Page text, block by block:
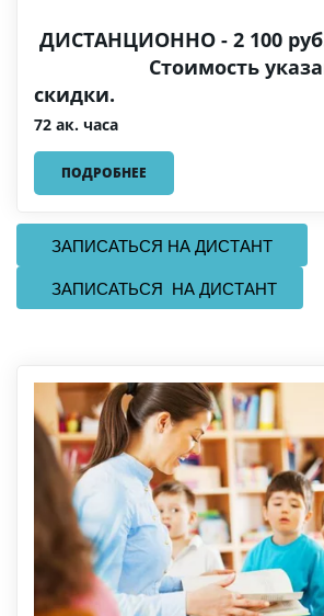
ДИСТАНЦИОННО - 2
Стоимость указана
скидки.
72 ак. часа
ПОДРОБНЕЕ
   ЗАПИСАТЬСЯ НА ДИСТАНТ
   ЗАПИСАТЬСЯ  НА ДИСТАНТ